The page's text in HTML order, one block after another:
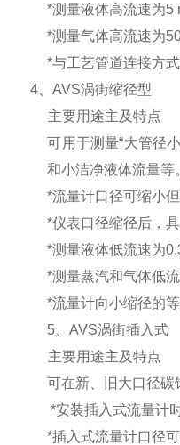
*测量液体高流速为5
*测量气体高流速为
*与工艺管道连接方
4、 AVS涡街缩径型
主要用途主及特点
可用于测量“大管径
和小洁净液体流量等
*流量计口径可缩小
*仪表口径缩径后，
*测量液体低流速为
*测量蒸汽和气体低
*流量计向小缩径的
5、AVS涡街插入式
主要用途主及特点
可在新、旧大口径碳
*安装插入式流量计
*插入式流量计口径